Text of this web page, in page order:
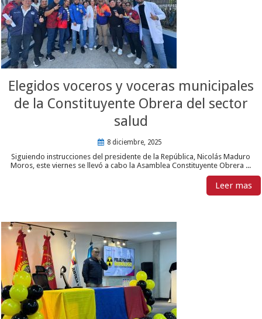
Elegidos voceros y voceras municipales
de la Constituyente Obrera del sector
salud
8 diciembre, 2025
Siguiendo instrucciones del presidente de la República, Nicolás Maduro
Moros, este viernes se llevó a cabo la Asamblea Constituyente Obrera ...
Leer mas